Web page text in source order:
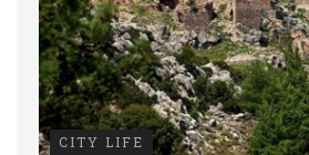
CITY LIFE